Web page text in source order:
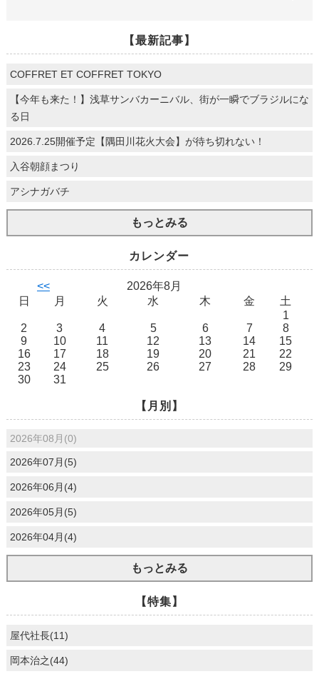
【最新記事】
COFFRET ET COFFRET TOKYO
【今年も来た！】浅草サンバカーニバル、街が一瞬でブラジルにな
る日
2026.7.25開催予定【隅田川花火大会】が待ち切れない！
入谷朝顔まつり
アシナガバチ
もっとみる
カレンダー
<<
2026年8月
日
月 火 水 木 金
土
1
2
3 4 5 6 7
8
9
10 11 12 13 14
15
16
17 18 19 20 21
22
23
24 25 26 27 28
29
30
31
【月別】
2026年08月(0)
2026年07月(5)
2026年06月(4)
2026年05月(5)
2026年04月(4)
もっとみる
【特集】
屋代社長(11)
岡本治之(44)